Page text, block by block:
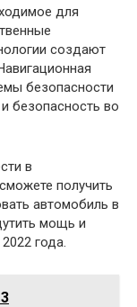
для
создают
безопасности
безопасность во
в
получить
автомобиль в
мощь и
года.